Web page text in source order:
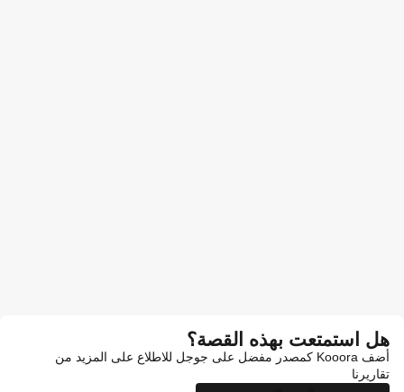
هل استمتعت بهذه القصة؟
أضف Kooora كمصدر مفضل على جوجل للاطلاع على المزيد من
تقاريرنا